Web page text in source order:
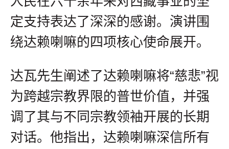
定支持表达了深深的感谢。演讲围
绕达赖喇嘛的四项核心使命展开。
达瓦先生阐述了达赖喇嘛将“慈悲”视
为跨越宗教界限的普世价值，并强
调了其与不同宗教领袖开展的长期
对话。他指出，达赖喇嘛深信所有